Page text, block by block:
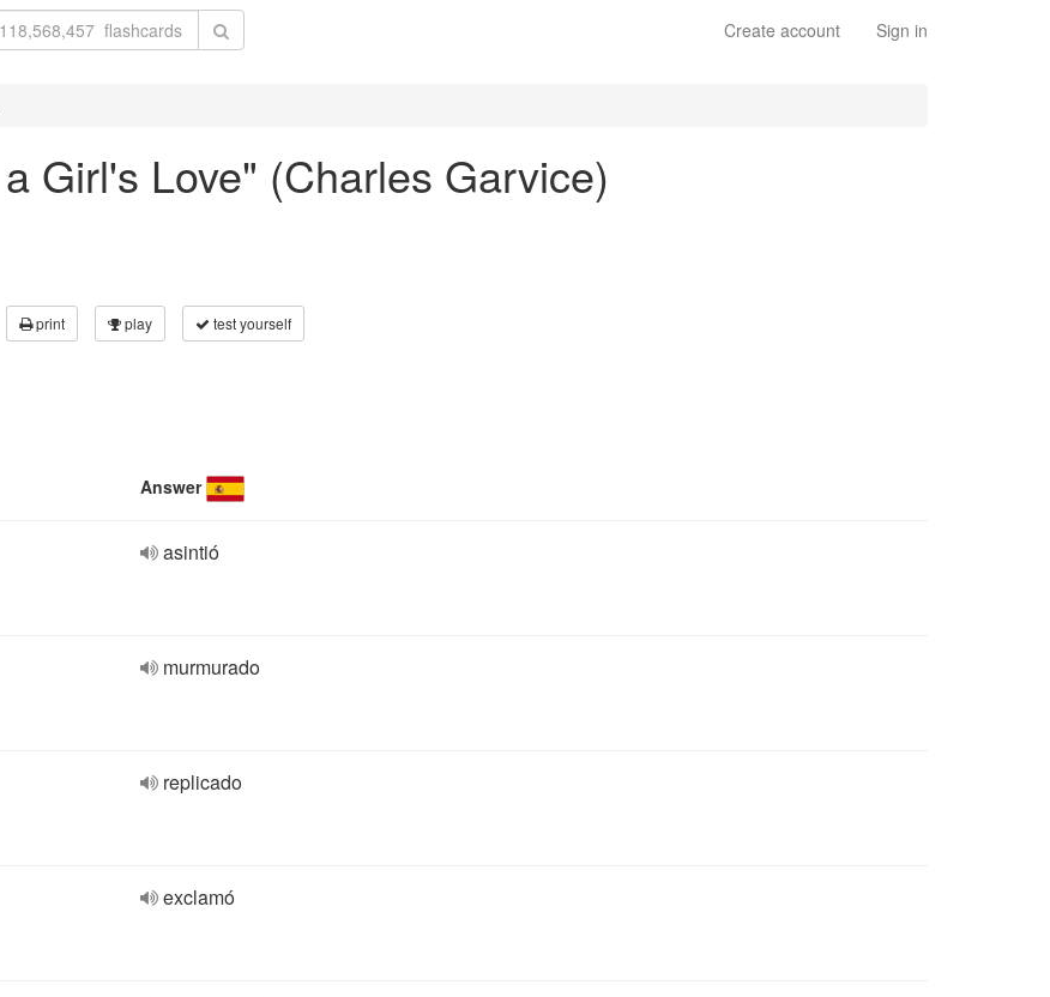
Create account Sign in
Girl's Love" (Charles Garvice)
print play test yourself
Answer
asintió
murmurado
replicado
exclamó